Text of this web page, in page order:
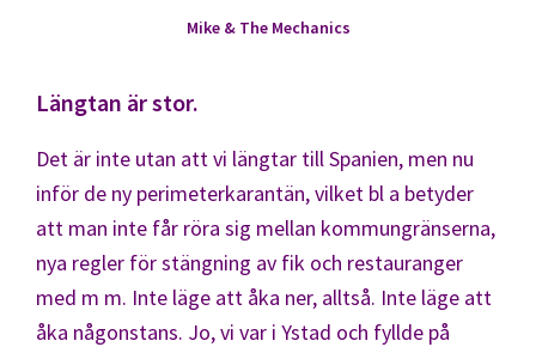
Mike & The Mechanics
Längtan är stor.
Det är inte utan att vi längtar till Spanien, men nu
inför de ny perimeterkarantän, vilket bl a betyder
att man inte får röra sig mellan kommungränserna,
nya regler för stängning av fik och restauranger
med m m. Inte läge att åka ner, alltså. Inte läge att
åka någonstans. Jo, vi var i Ystad och fyllde på